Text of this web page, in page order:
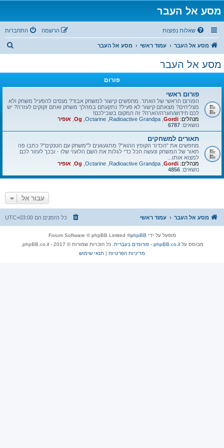
מסע אל העבר
שאלות נפוצות התחברות הרשמה
מסע אל העבר עמוד ראשי מסע אל העבר
מסע אל העבר
פורום
פורום ראשי
הפורום הראשי של האתר. מחפשים קישור למשחק אבוד? מנסים להפעיל משחק ולא
מצליחים? מצאתם קישור לא פעיל? נתקעתם במהלך משחק ואתם זקוקים לעזרה? יש
לכם חידוש/הערה/הארה? זה המקום בשבילכם!
מנהלים: Gordi
Radioactive Grandpa
Octarine
Og אופיר
נושאים: 6787
תאורים למשחקים
מחפשים את "הכדור הקופץ ההוא"? מתגעגעים ל"משחק עם הטנקים"? כתבו פה
תאור של המשחק ונעשה הכל כדי לגלות את השם הלועזי שלו - ובכך לעזור לכם
למצוא אותו...
מנהלים: Gordi
Radioactive Grandpa
Octarine
Og אופיר
נושאים: 4856
עבור אל
מסע אל העבר עמוד ראשי כל הזמנים הם UTC+03:00
מופעל על ידי phpBB
® Forum Software © phpBB Limited
מבוסס עלphpBB.co.il - פורומים בעברית
. כל הזכויות שמורות © 2017 - phpBB.co.il.
מדיניות הפרטיות | תנאי שימוש